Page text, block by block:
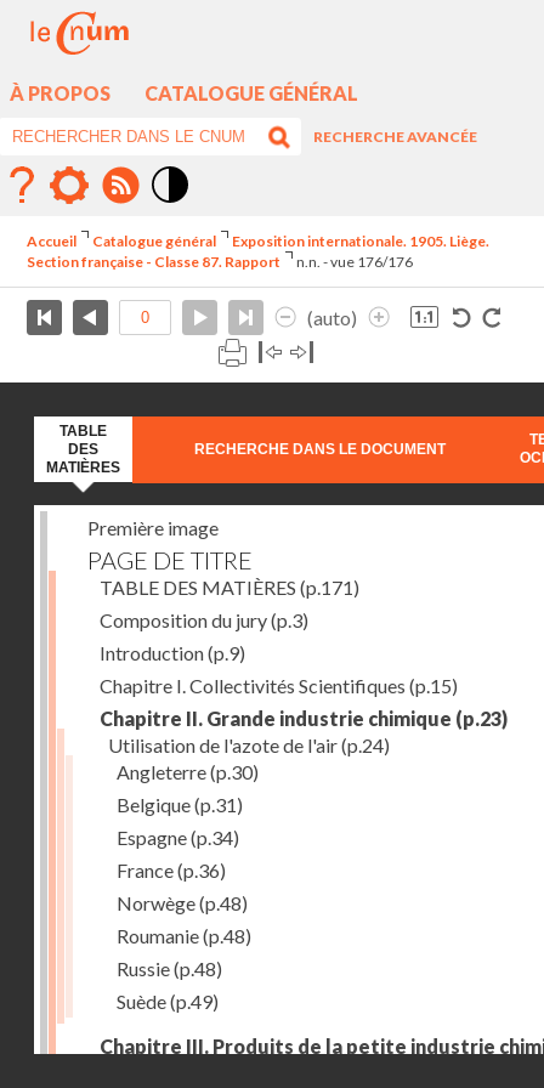
À PROPOS CATALOGUE GÉNÉRAL
RECHERCHE AVANCÉE
élévé
Accueil Catalogue général
Exposition internationale. 1905. Liège.
Section française - Classe 87. Rapport
n.n. - vue 176/176
(auto)
TABLE
DES
MATIÈRES
RECHERCHE DANS LE DOCUMENT
Première image
PAGE DE TITRE
TABLE DES MATIÈRES (p.171)
Composition du jury(p.3)
Introduction(p.9)
Chapitre I. Collectivités Scientifiques (p.15)
Chapitre II. Grande industrie chimique (p.23)
Utilisation de l'azote de l'air(p.24)
Angleterre(p.30)
Belgique(p.31)
Espagne(p.34)
France(p.36)
Norwège(p.48)
Roumanie(p.48)
Russie(p.48)
Suède(p.49)
Chapitre III. Produits de la petite industrie